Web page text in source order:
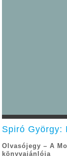
Spiró György:
Olvasójegy – A
könyvajánlója